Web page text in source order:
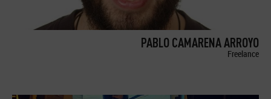
PABLO CAMARENA ARROYO
Freelance